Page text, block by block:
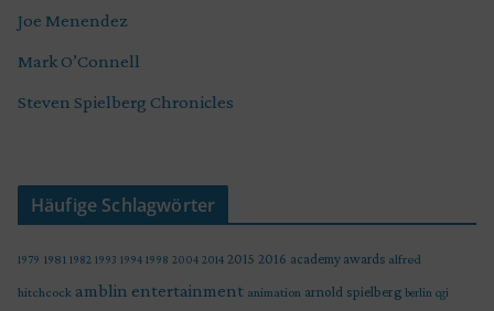
Joe Menendez
Mark O’Connell
Steven Spielberg Chronicles
Häufige Schlagwörter
1979 1981 1982 1993 1994 1998 2004 2014 2015 2016 academy awards alfred
hitchcock amblin entertainment animation arnold spielberg berlin cgi